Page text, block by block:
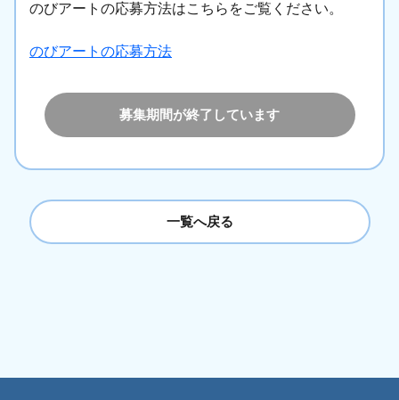
のびアートの応募方法はこちらをご覧ください。
のびアートの応募方法
募集期間が終了しています
一覧へ戻る